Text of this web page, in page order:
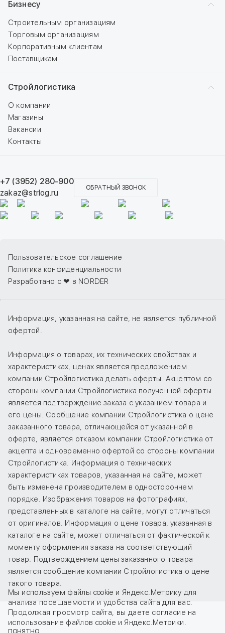
Бизнесу
Строительным организациям
Торговым организациям
Корпоративным клиентам
Поставщикам
Стройлогистика
О компании
Магазины
Вакансии
Контакты
+7 (3952) 280-900
zakaz@strlog.ru
ОБРАТНЫЙ ЗВОНОК
Пользовательское соглашение
Политика конфиденциальности
Разработано с ❤ в NORDER
Информация, указанная на сайте, не является публичной
офертой.
Информация о товарах, их технических свойствах и
характеристиках, ценах является предложением
компании Стройлогистика делать оферты. Акцептом со
стороны компании Стройлогистика полученной оферты
является подтверждение заказа с указанием товара и
его цены. Сообщение компании Стройлогистика о цене
заказанного товара, отличающейся от указанной в
оферте, является отказом компании Стройлогистика от
акцепта и одновременно офертой со стороны компании
Стройлогистика. Информация о технических
характеристиках товаров, указанная на сайте, может
быть изменена производителем в одностороннем
порядке. Изображения товаров на фотографиях,
представленных в каталоге на сайте, могут отличаться
от оригиналов. Информация о цене товара, указанная в
каталоге на сайте, может отличаться от фактической к
моменту оформления заказа на соответствующий
товар. Подтверждением цены заказанного товара
является сообщение компании Стройлогистика о цене
такого товара.
Мы используем файлы cookie и Яндекс.Метрику для
анализа посещаемости и удобства сайта для вас.
Продолжая просмотр сайта, вы даете согласие на
использование файлов cookie и Яндекс.Метрики.
ПОНЯТНО